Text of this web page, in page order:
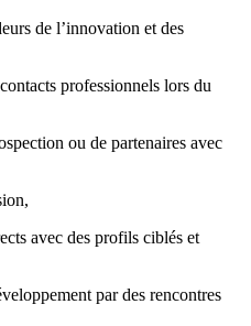
de l’innovation et des
professionnels lors du
ou de partenaires avec
avec des profils ciblés et
par des rencontres